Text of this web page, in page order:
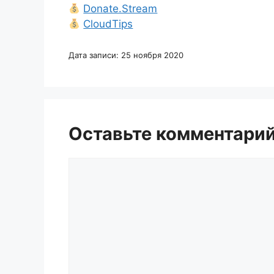
Donate.Stream
CloudTips
Дата записи: 25 ноября 2020
Оставьте